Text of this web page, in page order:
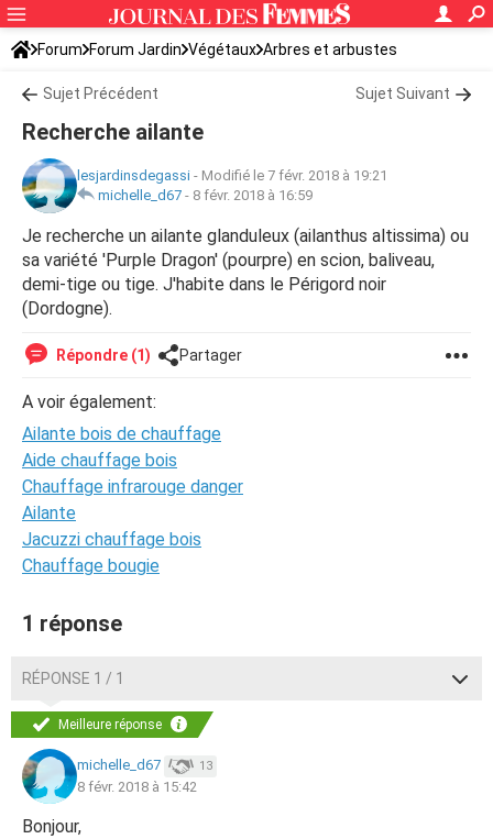
Forum Forum Jardin Végétaux Arbres et arbustes
Sujet Précédent Sujet Suivant
Recherche ailante
lesjardinsdegassi - Modifié le 7 févr. 2018 à 19:21
michelle_d67 - 8 févr. 2018 à 16:59
Je recherche un ailante glanduleux (ailanthus altissima) ou
sa variété 'Purple Dragon' (pourpre) en scion, baliveau,
demi-tige ou tige. J'habite dans le Périgord noir
(Dordogne).
Répondre (1) Partager
A voir également:
Ailante bois de chauffage
Aide chauffage bois
Chauffage infrarouge danger
Ailante
Jacuzzi chauffage bois
Chauffage bougie
1 réponse
RÉPONSE 1 / 1
Meilleure réponse
michelle_d67 13
8 févr. 2018 à 15:42
Bonjour,